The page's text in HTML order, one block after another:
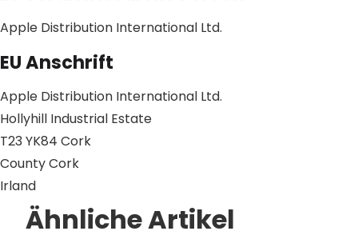
Apple Distribution International Ltd.
EU Anschrift
Apple Distribution International Ltd.
Hollyhill Industrial Estate
T23 YK84 Cork
County Cork
Irland
Ähnliche Artikel